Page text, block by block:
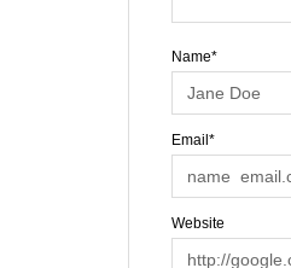
Name*
Email*
Website